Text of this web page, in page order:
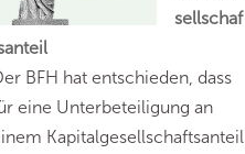
sellschaf
BFH hat entschieden, dass
eine Unterbeteiligung an
Kapitalgesellschaftsanteil